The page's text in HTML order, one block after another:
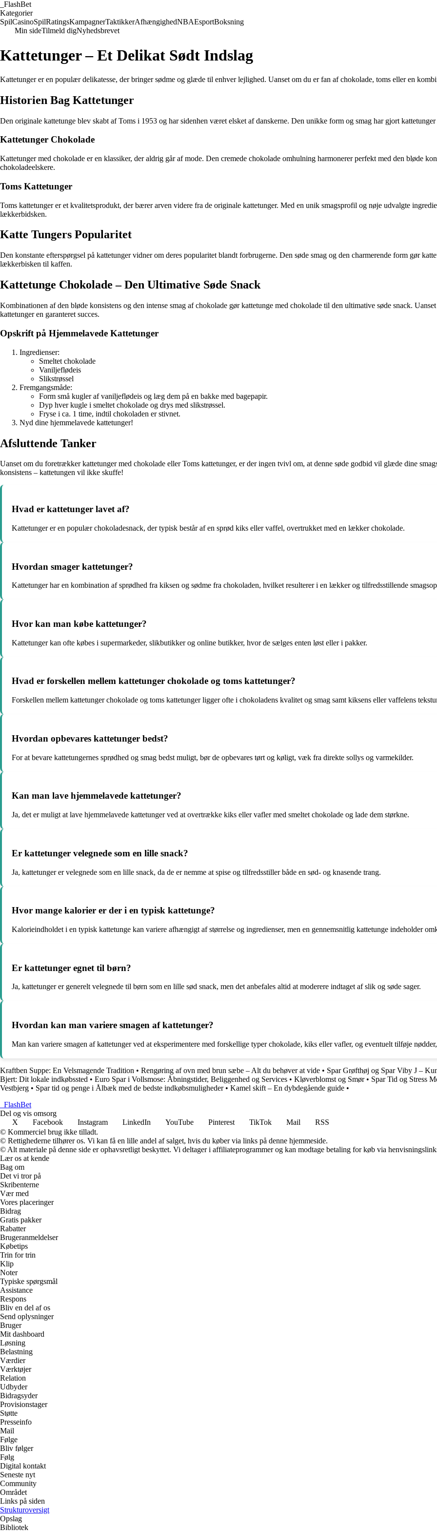
FlashBet
Kategorier
SpilCasinoSpilRatingsKampagnerTaktikkerAfhængighedNBAEsportBoksning
Min sideTilmeld digNyhedsbrevet
Kattetunger – Et Delikat Sødt Indslag
Kattetunger er en populær delikatesse, der bringer sødme og glæde til enhver lejlighed. Uanset om du er fan af chokolade, toms eller en
Historien Bag Kattetunger
Den originale kattetunge blev skabt af Toms i 1953 og har sidenhen været elsket af danskerne. Den unikke form og smag har gjort
Kattetunger Chokolade
Kattetunger med chokolade er en klassiker, der aldrig går af mode. Den cremede chokolade omhulning harmonerer perfekt med den bløde
chokoladeelskere.
Toms Kattetunger
Toms kattetunger er et kvalitetsprodukt, der bærer arven videre fra de originale kattetunger. Med en unik smagsprofil og nøje udvalgte
lækkerbidsken.
Katte Tungers Popularitet
Den konstante efterspørgsel på kattetunger vidner om deres popularitet blandt forbrugerne. Den søde smag og den charmerende form gør
lækkerbisken til kaffen.
Kattetunge Chokolade – Den Ultimative Søde Snack
Kombinationen af den bløde konsistens og den intense smag af chokolade gør kattetunge med chokolade til den ultimative søde snack.
kattetunger en garanteret succes.
Opskrift på Hjemmelavede Kattetunger
Ingredienser:
Smeltet chokolade
Vaniljeflødeis
Slikstrøssel
Fremgangsmåde:
Form små kugler af vaniljeflødeis og læg dem på en bakke med bagepapir.
Dyp hver kugle i smeltet chokolade og drys med slikstrøssel.
Fryse i ca. 1 time, indtil chokoladen er stivnet.
Nyd dine hjemmelavede kattetunger!
Afsluttende Tanker
Uanset om du foretrækker kattetunger med chokolade eller Toms kattetunger, er der ingen tvivl om, at denne søde godbid vil glæde dine
konsistens – kattetungen vil ikke skuffe!
Hvad er kattetunger lavet af?
Kattetunger er en populær chokoladesnack, der typisk består af en sprød kiks eller vaffel, overtrukket med en lækker chokolade.
Hvordan smager kattetunger?
Kattetunger har en kombination af sprødhed fra kiksen og sødme fra chokoladen, hvilket resulterer i en lækker og tilfredsstillende
Hvor kan man købe kattetunger?
Kattetunger kan ofte købes i supermarkeder, slikbutikker og online butikker, hvor de sælges enten løst eller i pakker.
Hvad er forskellen mellem kattetunger chokolade og toms kattetunger?
Forskellen mellem kattetunger chokolade og toms kattetunger ligger ofte i chokoladens kvalitet og smag samt kiksens eller vaffelens
Hvordan opbevares kattetunger bedst?
For at bevare kattetungernes sprødhed og smag bedst muligt, bør de opbevares tørt og køligt, væk fra direkte sollys og varmekilder.
Kan man lave hjemmelavede kattetunger?
Ja, det er muligt at lave hjemmelavede kattetunger ved at overtrække kiks eller vafler med smeltet chokolade og lade dem størkne.
Er kattetunger velegnede som en lille snack?
Ja, kattetunger er velegnede som en lille snack, da de er nemme at spise og tilfredsstiller både en sød- og knasende trang.
Hvor mange kalorier er der i en typisk kattetunge?
Kalorieindholdet i en typisk kattetunge kan variere afhængigt af størrelse og ingredienser, men en gennemsnitlig kattetunge indeholder
Er kattetunger egnet til børn?
Ja, kattetunger er generelt velegnede til børn som en lille sød snack, men det anbefales altid at moderere indtaget af slik og søde sager.
Hvordan kan man variere smagen af kattetunger?
Man kan variere smagen af kattetunger ved at eksperimentere med forskellige typer chokolade, kiks eller vafler, og eventuelt tilføje
Kraftben Suppe: En Velsmagende Tradition • Rengøring af ovn med brun sæbe – Alt du behøver at vide • Spar Grøfthøj og Spar Viby J –
Bjert: Dit lokale indkøbssted • Euro Spar i Vollsmose: Åbningstider, Beliggenhed og Services • Kløverblomst og Smør• Spar Tid og Stress
Vestbjerg • Spar tid og penge i Ålbæk med de bedste indkøbsmuligheder• Kamel skift – En dybdegående guide •
FlashBet
Del og vis omsorg
X
Facebook Instagram LinkedIn YouTube Pinterest TikTok Mail
RSS
© Kommerciel brug ikke tilladt.
© Rettighederne tilhører os. Vi kan få en lille andel af salget, hvis du køber via links på denne hjemmeside.
© Alt materiale på denne side er ophavsretligt beskyttet. Vi deltager i affiliateprogrammer og kan modtage betaling for køb via
Lær os at kende
Bag om
Det vi tror på
Skribenterne
Vær med
Vores placeringer
Bidrag
Gratis pakker
Rabatter
Brugeranmeldelser
Købetips
Trin for trin
Klip
Noter
Typiske spørgsmål
Assistance
Respons
Bliv en del af os
Send oplysninger
Bruger
Mit dashboard
Løsning
Belastning
Værdier
Værktøjer
Relation
Udbyder
Bidragsyder
Provisionstager
Støtte
Presseinfo
Mail
Følge
Bliv følger
Følg
Digital kontakt
Seneste nyt
Community
Området
Links på siden
Strukturoversigt
Opslag
Bibliotek